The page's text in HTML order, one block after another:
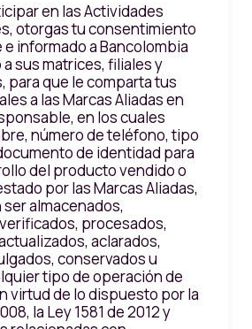
en las Actividades
otorgas tu consentimiento
informado a Bancolombia
a sus matrices, filiales y
para que le comparta tus
a las Marcas Aliadas en
en los cuales
número de teléfono, tipo
de identidad para
del producto vendido o
por las Marcas Aliadas,
almacenados,
procesados,
aclarados,
conservados u
tipo de operación de
virtud de lo dispuesto por la
la Ley 1581 de 2012 y